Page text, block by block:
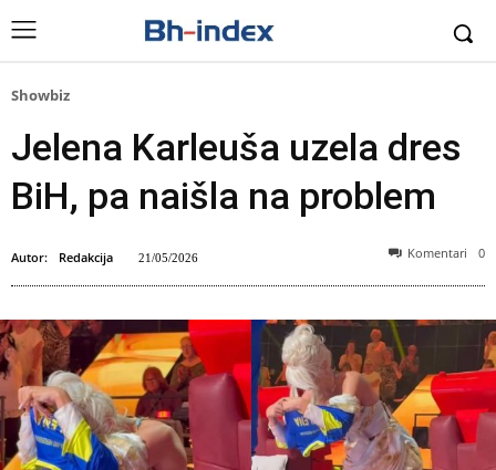
Showbiz
Jelena Karleuša uzela dres
BiH, pa naišla na problem
Autor: Redakcija 21/05/2026 Komentari 0